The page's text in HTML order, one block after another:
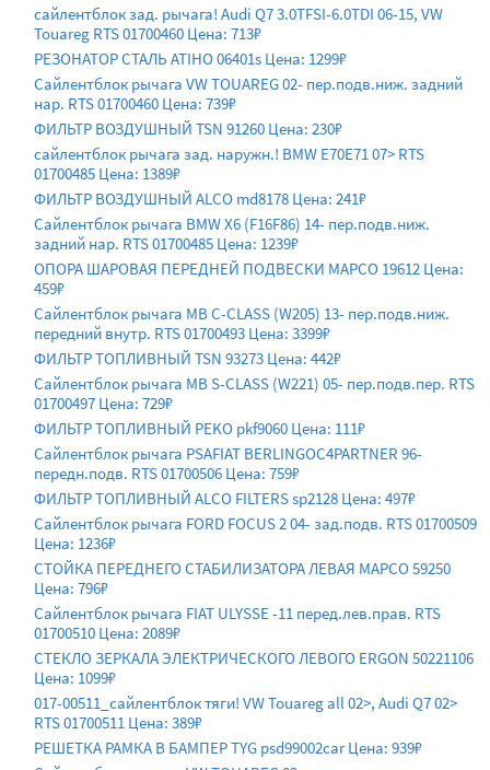
сайлентблок зад. рычага! Audi Q7 3.0TFSI-6.0TDI 06-15, VW
Touareg RTS 01700460 Цена: 713₽
РЕЗОНАТОР СТАЛЬ ATIHO 06401s Цена: 1299₽
Сайлентблок рычага VW TOUAREG 02- пер.подв.ниж. задний
нар. RTS 01700460 Цена: 739₽
ФИЛЬТР ВОЗДУШНЫЙ TSN 91260 Цена: 230₽
сайлентблок рычага зад. наружн.! BMW E70E71 07> RTS
01700485 Цена: 1389₽
ФИЛЬТР ВОЗДУШНЫЙ ALCO md8178 Цена: 241₽
Сайлентблок рычага BMW X6 (F16F86) 14- пер.подв.ниж.
задний нар. RTS 01700485 Цена: 1239₽
ОПОРА ШАРОВАЯ ПЕРЕДНЕЙ ПОДВЕСКИ MAPCO 19612 Цена:
459₽
Сайлентблок рычага MB C-CLASS (W205) 13- пер.подв.ниж.
передний внутр. RTS 01700493 Цена: 3399₽
ФИЛЬТР ТОПЛИВНЫЙ TSN 93273 Цена: 442₽
Сайлентблок рычага MB S-CLASS (W221) 05- пер.подв.пер. RTS
01700497 Цена: 729₽
ФИЛЬТР ТОПЛИВНЫЙ PEKO pkf9060 Цена: 111₽
Сайлентблок рычага PSAFIAT BERLINGOC4PARTNER 96-
передн.подв. RTS 01700506 Цена: 759₽
ФИЛЬТР ТОПЛИВНЫЙ ALCO FILTERS sp2128 Цена: 497₽
Сайлентблок рычага FORD FOCUS 2 04- зад.подв. RTS 01700509
Цена: 1236₽
СТОЙКА ПЕРЕДНЕГО СТАБИЛИЗАТОРА ЛЕВАЯ MAPCO 59250
Цена: 796₽
Сайлентблок рычага FIAT ULYSSE -11 перед.лев.прав. RTS
01700510 Цена: 2089₽
СТЕКЛО ЗЕРКАЛА ЭЛЕКТРИЧЕСКОГО ЛЕВОГО ERGON 50221106
Цена: 1099₽
017-00511_сайлентблок тяги! VW Touareg all 02>, Audi Q7 02>
RTS 01700511 Цена: 389₽
РЕШЕТКА РАМКА В БАМПЕР TYG psd99002car Цена: 939₽